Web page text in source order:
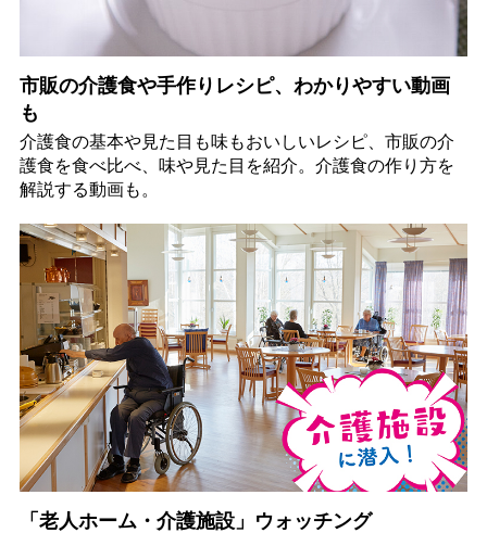
市販の介護食や手作りレシピ、わかりやすい動画
も
介護食の基本や見た目も味もおいしいレシピ、市販の介
護食を食べ比べ、味や見た目を紹介。介護食の作り方を
解説する動画も。
「老人ホーム・介護施設」ウォッチング